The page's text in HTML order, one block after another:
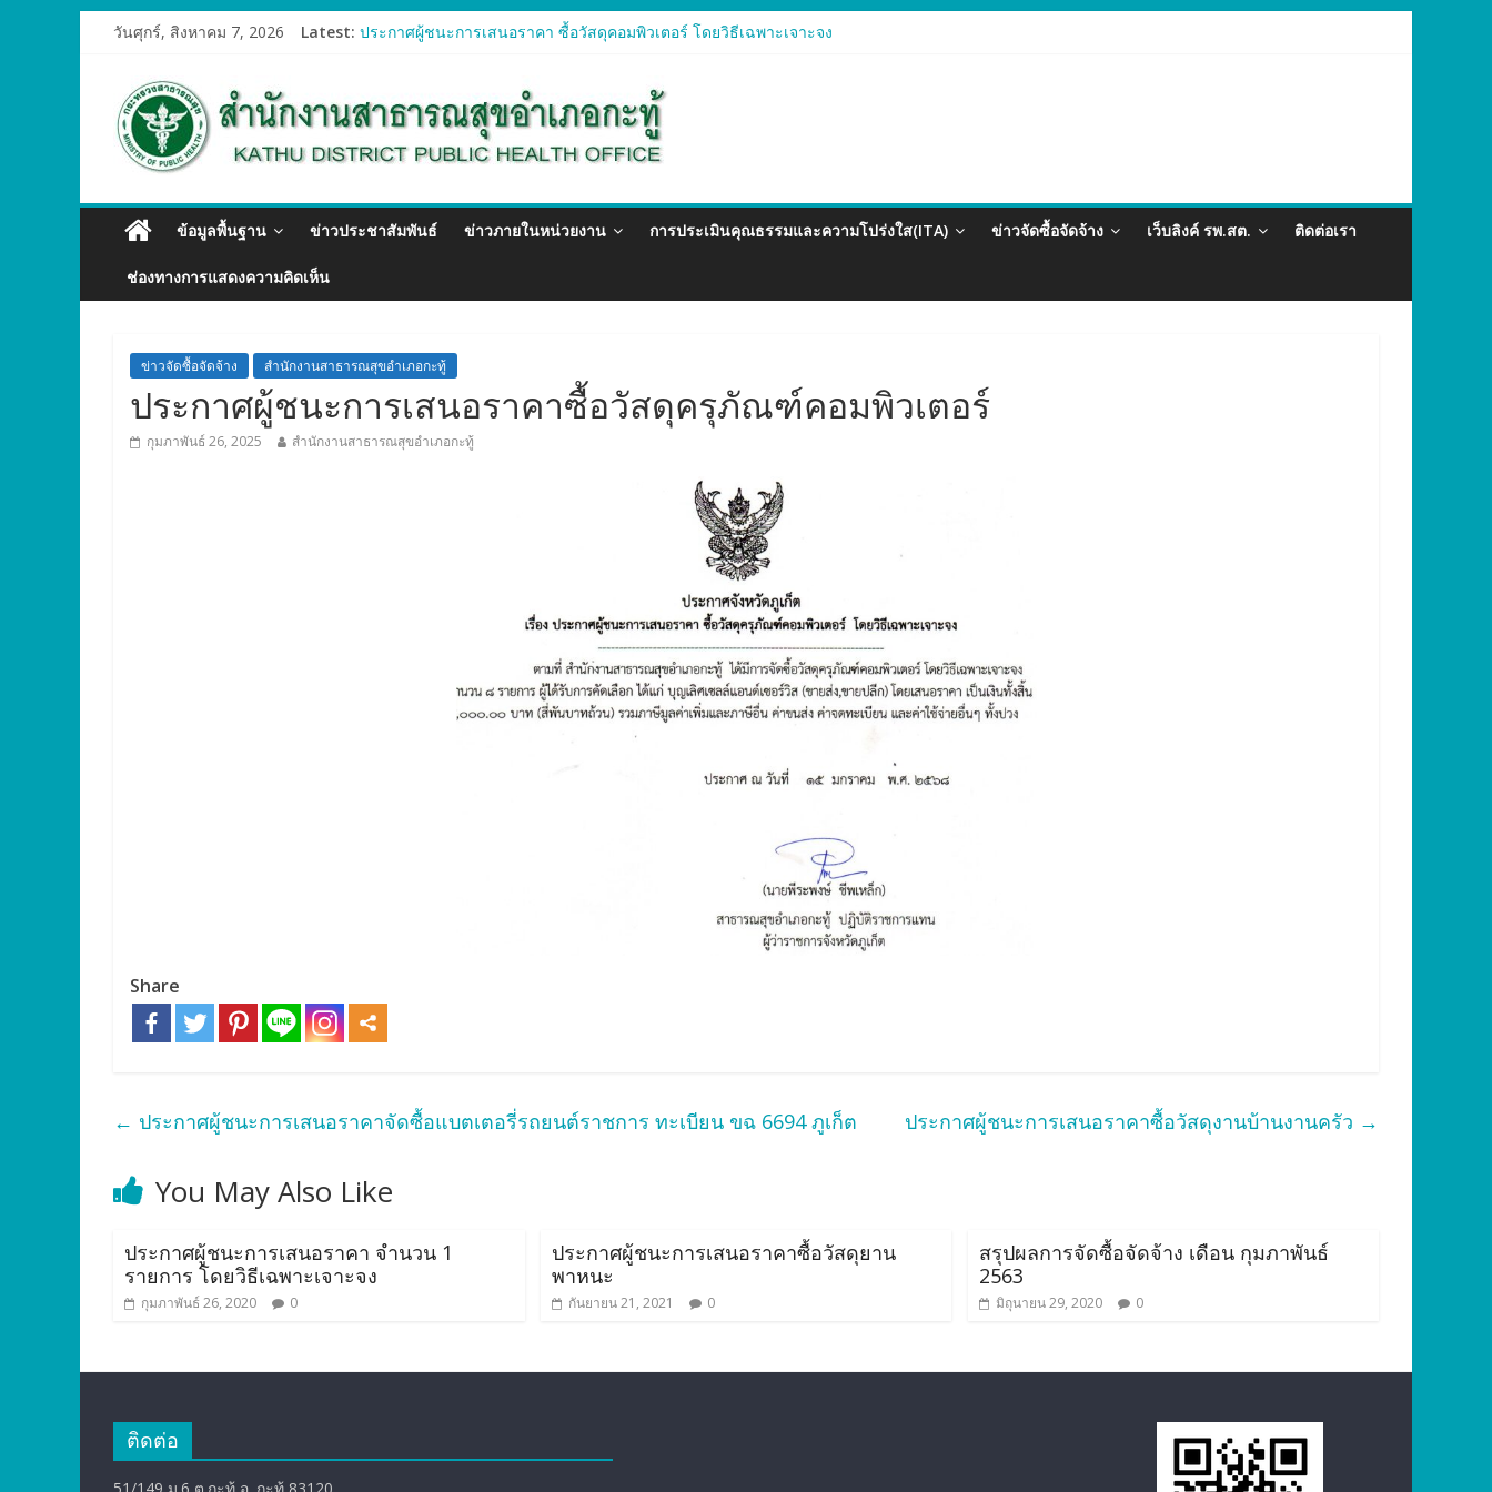
วันศุกร์, สิงหาคม 7, 2026 Latest: ประกาศผู้ชนะการเสนอราคา ซื้อวัสดุคอมพิวเตอร์ โดยวิธีเฉพาะเจาะจง
ประกาศผู้ชนะการเสนอรา ซื้อวัสดุงานบ้านงานครัว โดยวิธีเฉพาะเจาะจง
ประกาศผู้ชนะการเสนอราคา ซื้อวัสดุสำนักงาน โดยวิธีเฉพาะเจาะจง
ข้อมูลพื้นฐาน ข่าวประชาสัมพันธ์ ข่าวภายในหน่วยงาน การประเมินคุณธรรมและความโปร่งใส(ITA) ข่าวจัดซื้อจัดจ้าง เว็บลิงค์ รพ.สต. ติดต่อเรา
ช่องทางการแสดงความคิดเห็น
ข่าวจัดซื้อจัดจ้าง สำนักงานสาธารณสุขอำเภอกะทู้
ประกาศผู้ชนะการเสนอราคาซื้อวัสดุครุภัณฑ์คอมพิวเตอร์
กุมภาพันธ์ 26, 2025 สำนักงานสาธารณสุขอำเภอกะทู้
Share
← ประกาศผู้ชนะการเสนอราคาจัดซื้อแบตเตอรี่รถยนต์ราชการ ทะเบียน ขฉ 6694 ภูเก็ต ประกาศผู้ชนะการเสนอราคาซื้อวัสดุงานบ้านงานครัว →
You May Also Like
ประกาศผู้ชนะการเสนอราคา จำนวน 1
รายการ โดยวิธีเฉพาะเจาะจง
กุมภาพันธ์ 26, 2020 0
ประกาศผู้ชนะการเสนอราคาซื้อวัสดุยาน
พาหนะ
กันยายน 21, 2021 0
สรุปผลการจัดซื้อจัดจ้าง เดือน กุมภาพันธ์
2563
มิถุนายน 29, 2020 0
ติดต่อ